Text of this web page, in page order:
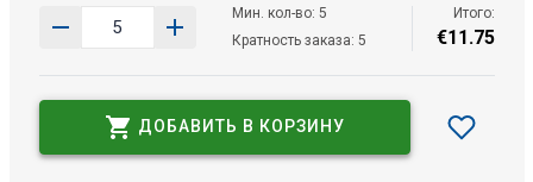
Мин. кол-во: 5
Кратность заказа: 5
Итого:
€11.75
ДОБАВИТЬ В КОРЗИНУ